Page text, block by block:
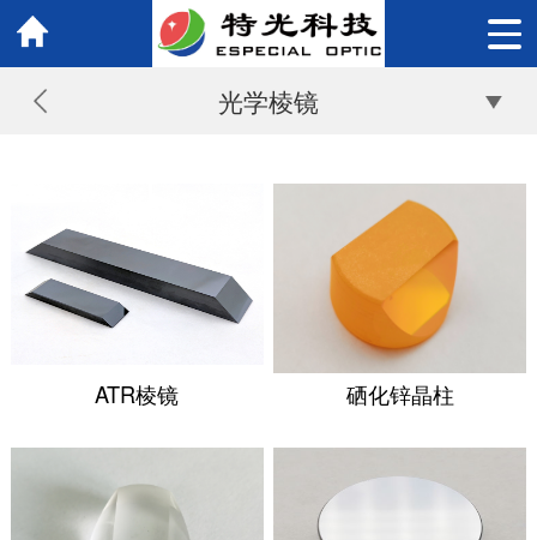
光学棱镜
ATR棱镜 硒化锌晶柱